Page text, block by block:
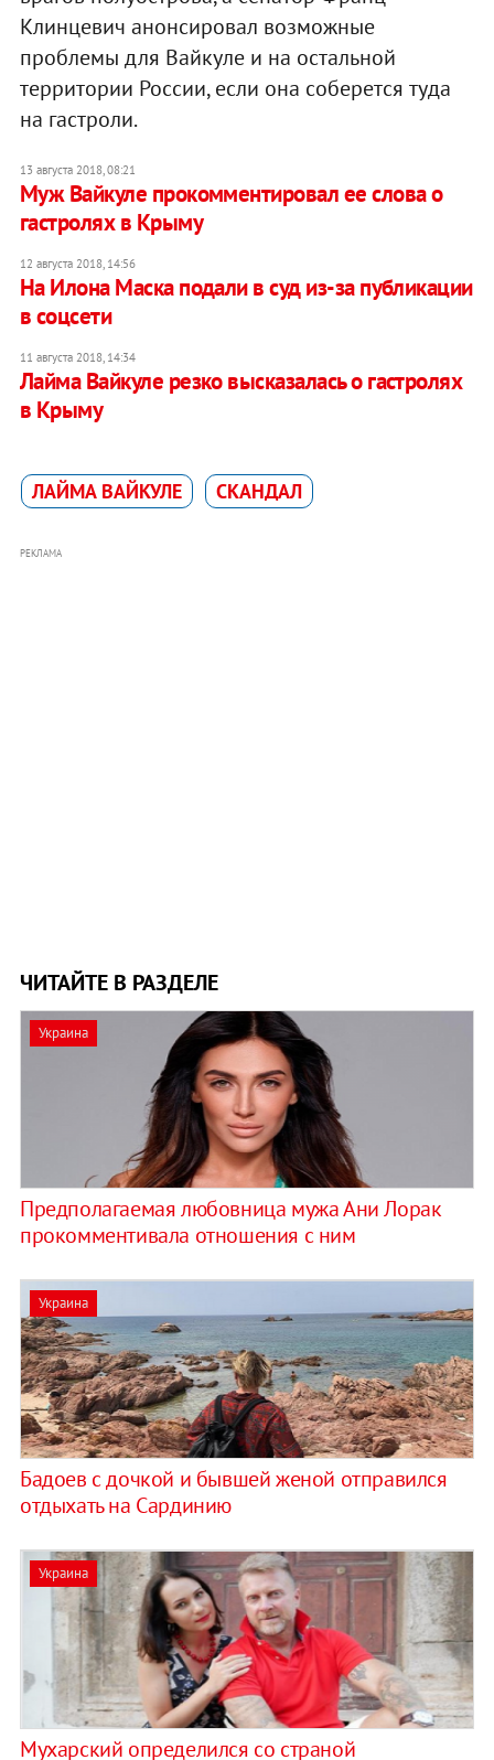
Клинцевич анонсировал возможные
проблемы для Вайкуле и на остальной
территории России, если она соберется туда
на гастроли.
13 августа 2018, 08:21
Муж Вайкуле прокомментировал ее слова о
гастролях в Крыму
12 августа 2018, 14:56
На Илона Маска подали в суд из-за публикации
в соцсети
11 августа 2018, 14:34
Лайма Вайкуле резко высказалась о гастролях
в Крыму
ЛАЙМА ВАЙКУЛЕ СКАНДАЛ
РЕКЛАМА
ЧИТАЙТЕ В РАЗДЕЛЕ
Украина
Предполагаемая любовница мужа Ани Лорак
прокомментивала отношения с ним
Украина
Бадоев с дочкой и бывшей женой отправился
отдыхать на Сардинию
Украина
Мухарский определился со страной